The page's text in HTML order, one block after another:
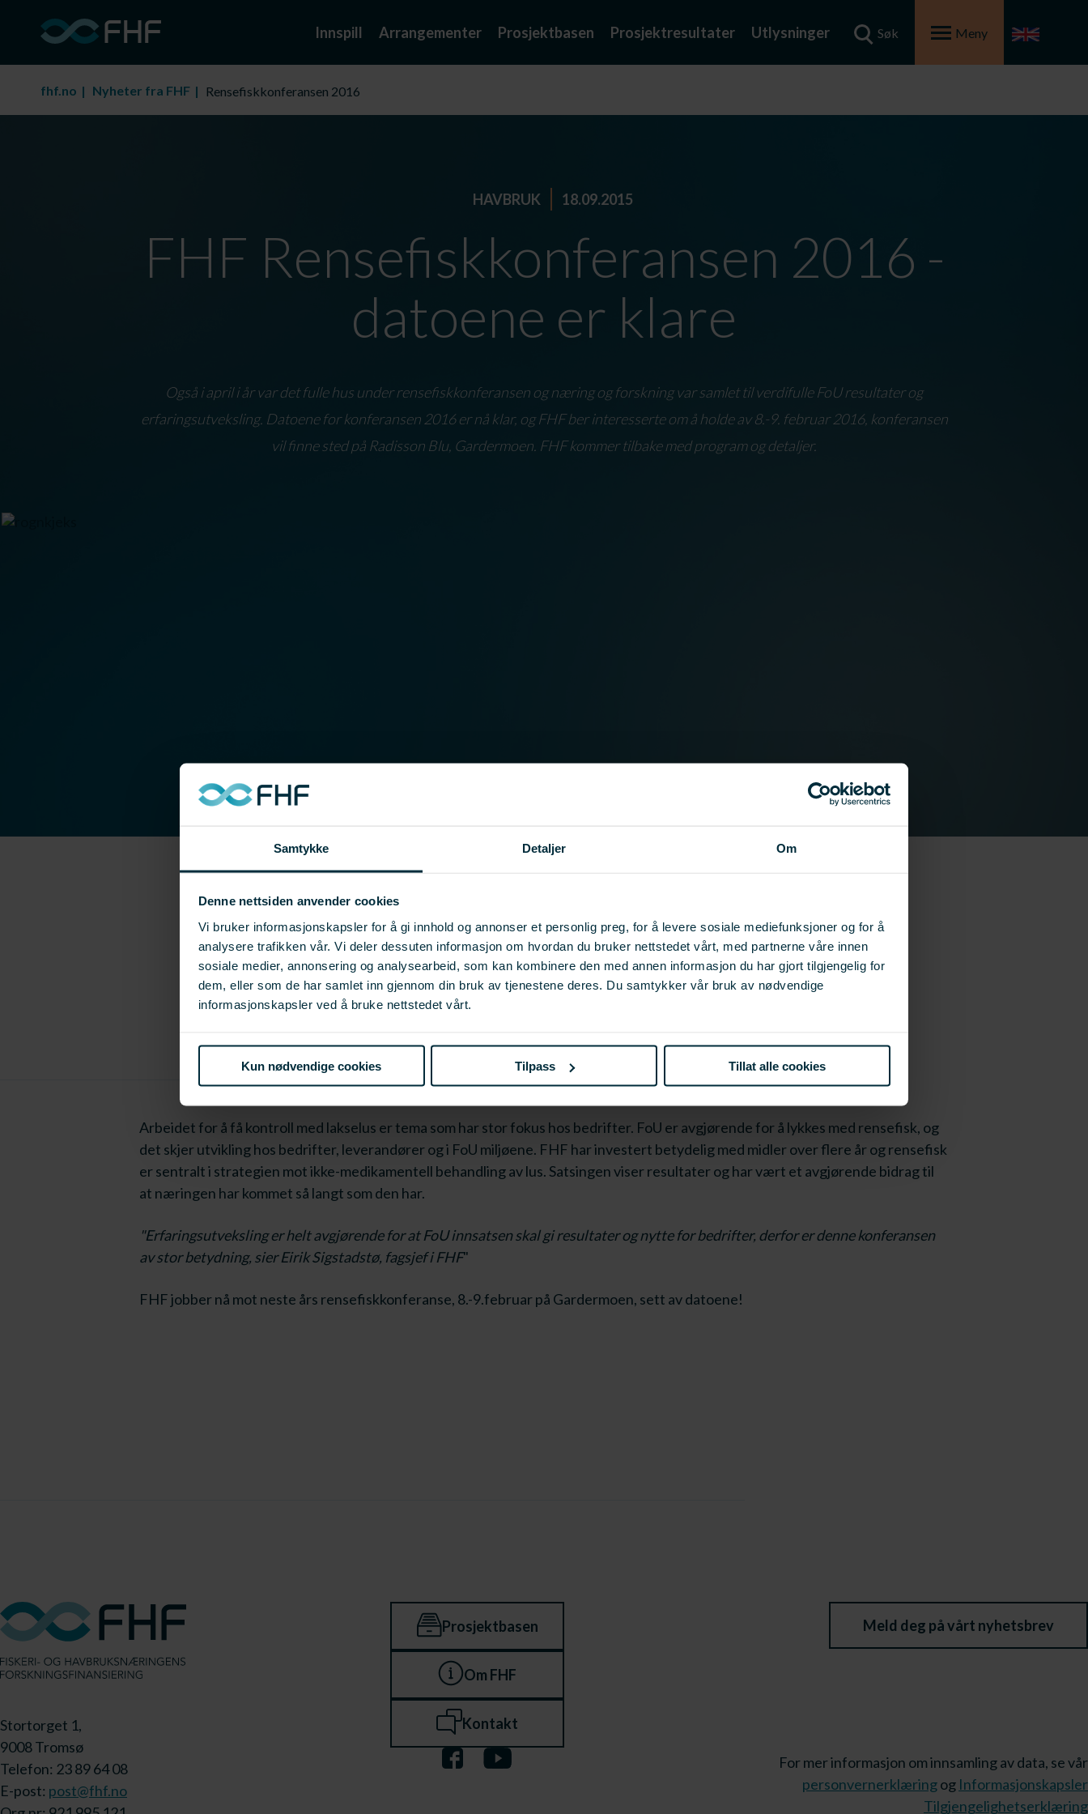
Samtykke Detaljer Om
Denne nettsiden anvender cookies
Vi bruker informasjonskapsler for å gi innhold og annonser et personlig preg, for å levere sosiale mediefunksjoner og for å
analysere trafikken vår. Vi deler dessuten informasjon om hvordan du bruker nettstedet vårt, med partnerne våre innen
sosiale medier, annonsering og analysearbeid, som kan kombinere den med annen informasjon du har gjort tilgjengelig for
dem, eller som de har samlet inn gjennom din bruk av tjenestene deres. Du samtykker vår bruk av nødvendige
informasjonskapsler ved å bruke nettstedet vårt.
Kun nødvendige cookies Tilpass Tillat alle cookies
Innspill Arrangementer Prosjektbasen Prosjektresultater Utlysninger Søk Meny
fhf.no Nyheter fra FHF Rensefiskkonferansen 2016
HAVBRUK 18.09.2015
FHF Rensefiskkonferansen 2016 -
datoene er klare
Også i april i år var det fulle hus under rensefiskkonferansen og næring og forskning var samlet til verdifulle FoU resultater og
erfaringsutveksling. Datoene for konferansen 2016 er nå klar, og FHF ber interesserte om å holde av 8.-9. februar 2016, konferansen
vil finne sted på Radisson Blu, Gardermoen. FHF kommer tilbake med program og detaljer.
Arbeidet for å få kontroll med lakselus er tema som har stor fokus hos bedrifter. FoU er avgjørende for å lykkes med rensefisk, og
det skjer utvikling hos bedrifter, leverandører og i FoU miljøene. FHF har investert betydelig med midler over flere år og rensefisk
er sentralt i strategien mot ikke-medikamentell behandling av lus. Satsingen viser resultater og har vært et avgjørende bidrag til
at næringen har kommet så langt som den har.
"Erfaringsutveksling er helt avgjørende for at FoU innsatsen skal gi resultater og nytte for bedrifter, derfor er denne konferansen
av stor betydning, sier Eirik Sigstadstø, fagsjef i FHF"
FHF jobber nå mot neste års rensefiskkonferanse, 8.-9.februar på Gardermoen, sett av datoene!
Stortorget 1,
9008 Tromsø
Telefon: 23 89 64 08
E-post: post@fhf.no
Prosjektbasen
Om FHF
Kontakt
Meld deg på vårt nyhetsbrev
For mer informasjon om innsamling av data, se vår
personvernerklæringog Informasjonskapsler
Tilgjengelighetserklæring